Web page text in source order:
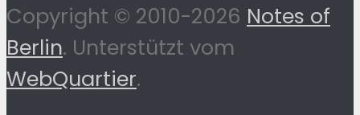
Copyright © 2010-2026 Notes of
Berlin. Unterstützt vom
WebQuartier.